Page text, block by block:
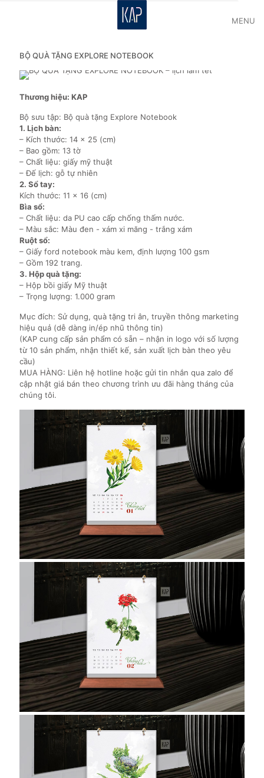
MENU
BỘ QUÀ TẶNG EXPLORE NOTEBOOK
Thương hiệu: KAP
Bộ sưu tập: Bộ quà tặng Explore Notebook
1. Lịch bàn:
– Kích thước: 14 x 25 (cm)
– Bao gồm: 13 tờ
– Chất liệu: giấy mỹ thuật
– Đế lịch: gỗ tự nhiên
2. Sổ tay:
Kích thước: 11 x 16 (cm)
Bìa sổ:
– Chất liệu: da PU cao cấp chống thấm nước.
– Màu sắc: Màu đen - xám xi măng - trắng xám
Ruột sổ:
– Giấy ford notebook màu kem, định lượng 100 gsm
– Gồm 192 trang.
3. Hộp quà tặng:
– Hộp bồi giấy Mỹ thuật
– Trọng lượng: 1.000 gram
Mục đích: Sử dụng, quà tặng tri ân, truyền thông marketing
hiệu quả (dễ dàng in/ép nhũ thông tin)
(KAP cung cấp sản phẩm có sẵn – nhận in logo với số lượng
từ 10 sản phẩm, nhận thiết kế, sản xuất lịch bàn theo yêu
cầu)
MUA HÀNG: Liên hệ hotline hoặc gửi tin nhắn qua zalo để
cập nhật giá bán theo chương trình ưu đãi hàng tháng của
chúng tôi.